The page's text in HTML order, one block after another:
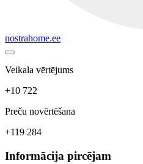
nostrahome.ee
Veikala vērtējums
+10 722
Preču novērtēšana
+119 284
Informācija pircējam